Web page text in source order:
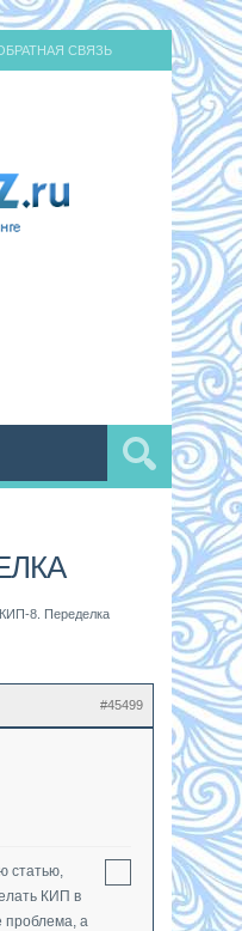
СВЯЗЬ
КИП-8. Переделка
#45499
статью,
КИП в
проблема, а